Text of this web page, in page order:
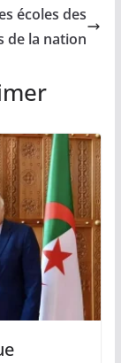
écoles des
de la nation